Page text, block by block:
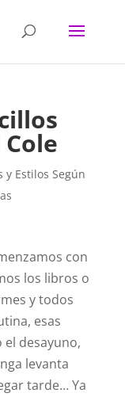
y Estilos Según
con
los libros o
y todos
esas
desayuno,
levanta
tarde… Ya